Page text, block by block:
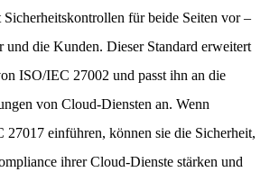
für beide Seiten vor –
und die Kunden. Dieser Standard erweitert
ISO/IEC 27002 und passt ihn an die
von Cloud-Diensten an. Wenn
27017 einführen, können sie die Sicherheit,
ihrer Cloud-Dienste stärken und